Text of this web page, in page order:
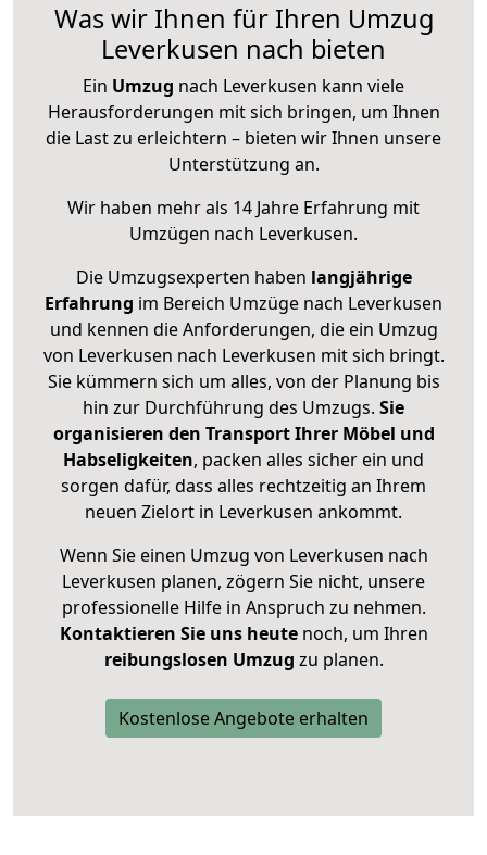
Was wir Ihnen für Ihren Umzug
Leverkusen nach bieten
Ein Umzug nach Leverkusen kann viele
Herausforderungen mit sich bringen, um Ihnen
die Last zu erleichtern – bieten wir Ihnen unsere
Unterstützung an.
Wir haben mehr als 14 Jahre Erfahrung mit
Umzügen nach Leverkusen.
Die Umzugsexperten haben langjährige
Erfahrung im Bereich Umzüge nach Leverkusen
und kennen die Anforderungen, die ein Umzug
von Leverkusen nach Leverkusen mit sich bringt.
Sie kümmern sich um alles, von der Planung bis
hin zur Durchführung des Umzugs. Sie
organisieren den Transport Ihrer Möbel und
Habseligkeiten, packen alles sicher ein und
sorgen dafür, dass alles rechtzeitig an Ihrem
neuen Zielort in Leverkusen ankommt.
Wenn Sie einen Umzug von Leverkusen nach
Leverkusen planen, zögern Sie nicht, unsere
professionelle Hilfe in Anspruch zu nehmen.
Kontaktieren Sie uns heutenoch, um Ihren
reibungslosen Umzug zu planen.
Kostenlose Angebote erhalten